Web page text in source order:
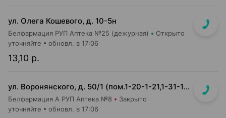
ул. Олега Кошевого, д. 10-5н
Белфармация РУП Аптека №25 (дежурная) Открыто
13,10 р.
уточняйте обновл. в 17:06
ул. Воронянского, д. 50/1 (пом.1-20-1-21,1-31-1-32) (УЗ 38-я городская п-ка, отдельный вход справа)
Белфармация А РУП Аптека №8 Закрыто
уточняйте обновл. в 17:06